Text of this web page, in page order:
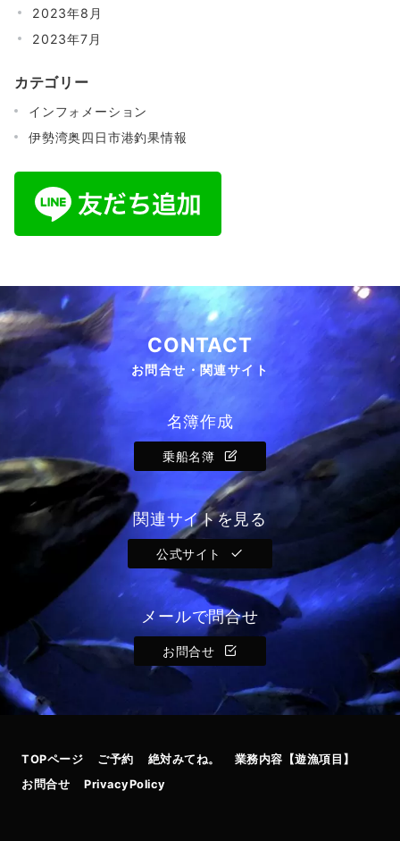
2023年8月
2023年7月
カテゴリー
インフォメーション
伊勢湾奥四日市港釣果情報
CONTACT
お問合せ・関連サイト
名簿作成
乗船名簿
関連サイトを見る
公式サイト
メールで問合せ
お問合せ
TOPページ ご予約 絶対みてね。
業務内容【遊漁項目】
お問合せ
PrivacyPolicy